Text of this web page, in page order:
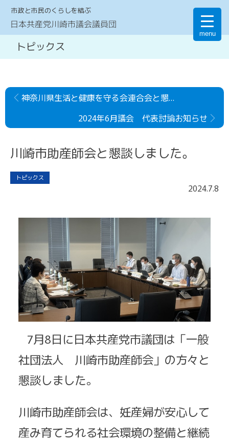
menu
市政と市民のくらしを結ぶ
日本共産党川崎市議会議員団
トピックス
神奈川県生活と健康を守る会連合会と懇談しました。
2024年6月議会 代表討論お知らせ
川崎市助産師会と懇談しました。
トピックス
2024.7.8
7月8日に日本共産党市議団は「一般
社団法人 川崎市助産師会」の方々と
懇談しました。
川崎市助産師会は、妊産婦が安心して
産み育てられる社会環境の整備と継続